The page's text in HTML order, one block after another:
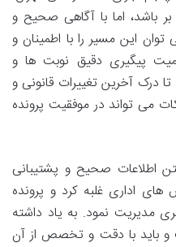
باشد، اما با آگاهی صحیح و
این مسیر را با اطمینان و
پیگیری دقیق نوبت ها و
تا درک آخرین تغییرات قانونی و
می تواند در موفقیت پرونده
اطلاعات صحیح و پشتیبانی
اداری غلبه کرد و پرونده
مدیریت نمود. به یاد داشته
و باید با دقت و تخصص از آن